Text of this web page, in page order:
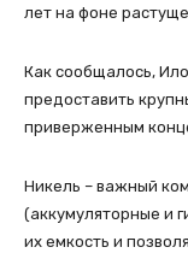
лет на фоне
Как сообщалось,
предоставить
приверженным
Никель – важный
(аккумуляторные и
их емкость и